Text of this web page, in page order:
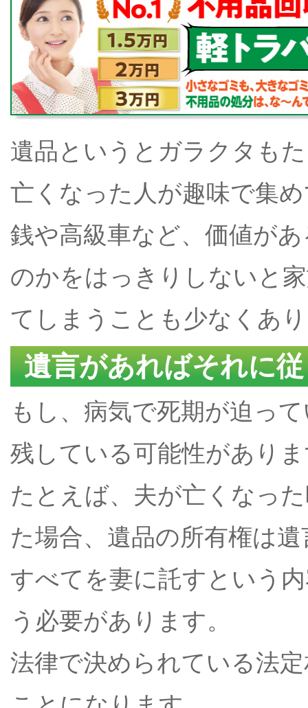
遺品というとガラクタも
亡くなった人が趣味で集
銭や高級車など、価値が
のかをはっきりしないと
てしまうことも少なくあ
遺言があればそれに
もし、病気で死期が迫っ
残している可能性があり
たとえば、夫が亡くなっ
た場合、遺品の所有権は
すべてを妻に託すという
う必要があります。
法律で決められている法